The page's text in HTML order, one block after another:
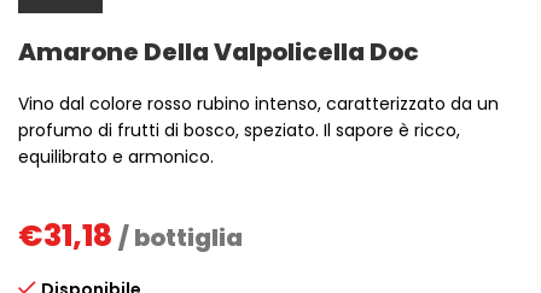
Amarone Della Valpolicella Doc
Vino dal colore rosso rubino intenso, caratterizzato da un
profumo di frutti di bosco, speziato. Il sapore è ricco,
equilibrato e armonico.
€31,18 / bottiglia